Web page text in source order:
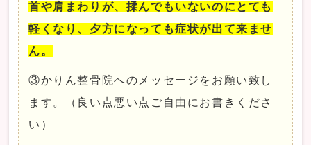
首や肩まわりが、揉んでもいないのにとても
軽くなり、夕方になっても症状が出て来ませ
ん。
③かりん整骨院へのメッセージをお願い致し
ます。（良い点悪い点ご自由にお書きくださ
い）